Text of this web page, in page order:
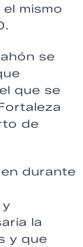
mismo
se
que se
de
durante
la
y que